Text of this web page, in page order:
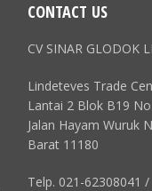
CONTACT US
CV SINAR GLODOK
Lindeteves Trade
Lantai 2 Blok B19
Jalan Hayam Wuruk
Barat 11180
Telp. 021-62308041